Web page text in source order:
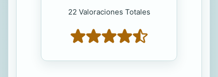
22 Valoraciones Totales